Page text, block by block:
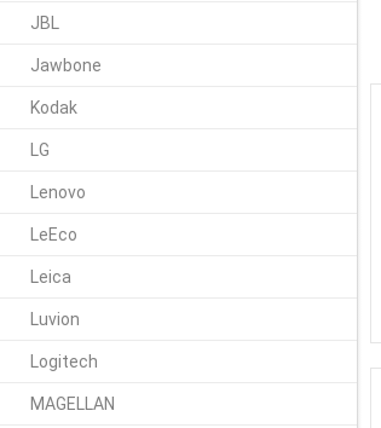
JBL
Jawbone
Kodak
LG
Lenovo
LeEco
Leica
Luvion
Logitech
MAGELLAN